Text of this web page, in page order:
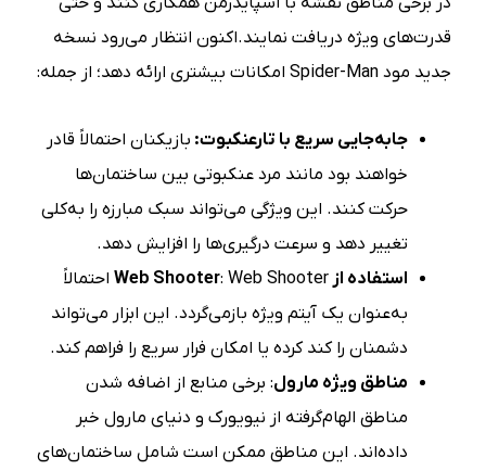
قدرت‌های ویژه دریافت نمایند.اکنون انتظار می‌رود نسخه
جدید مود Spider-Man امکانات بیشتری ارائه دهد؛ از جمله:
جابه‌جایی سریع با تارعنکبوت: بازیکنان احتمالاً قادر
خواهند بود مانند مرد عنکبوتی بین ساختمان‌ها
حرکت کنند. این ویژگی می‌تواند سبک مبارزه را به‌کلی
تغییر دهد و سرعت درگیری‌ها را افزایش دهد.
استفاده از Web Shooter
: Web Shooter احتمالاً
به‌عنوان یک آیتم ویژه بازمی‌گردد. این ابزار می‌تواند
دشمنان را کند کرده یا امکان فرار سریع را فراهم کند.
مناطق ویژه مارول: برخی منابع از اضافه شدن
مناطق الهام‌گرفته از نیویورک و دنیای مارول خبر
داده‌اند. این مناطق ممکن است شامل ساختمان‌های